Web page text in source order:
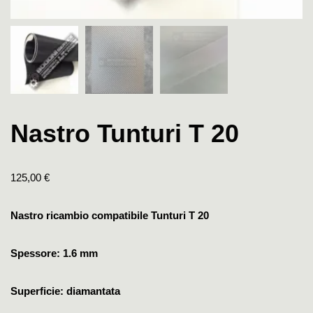
Nastro Tunturi T 20
125,00 €
Nastro ricambio compatibile Tunturi T 20
Spessore: 1.6 mm
Superficie: diamantata